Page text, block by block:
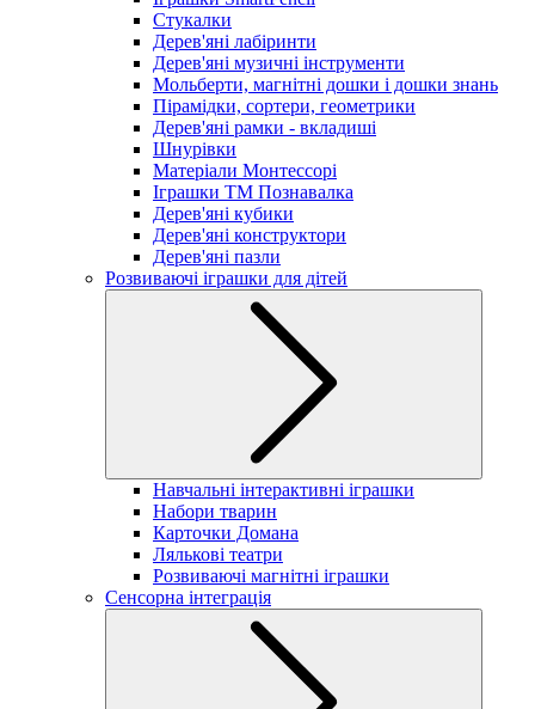
Стукалки
Дерев'яні лабіринти
Дерев'яні музичні інструменти
Мольберти, магнітні дошки і дошки знань
Пірамідки, сортери, геометрики
Дерев'яні рамки - вкладиші
Шнурівки
Матеріали Монтессорі
Іграшки ТМ Познавалка
Дерев'яні кубики
Дерев'яні конструктори
Дерев'яні пазли
Розвиваючі іграшки для дітей
Навчальні інтерактивні іграшки
Набори тварин
Карточки Домана
Лялькові театри
Розвиваючі магнітні іграшки
Сенсорна інтеграція